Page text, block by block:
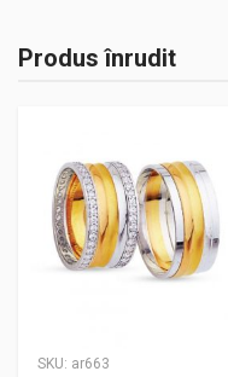
Produs înrudit
SKU: ar663